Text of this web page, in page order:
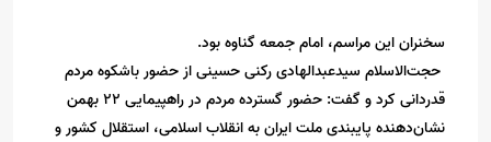
سخنران این مراسم، امام جمعه گناوه بود.
حجت‌الاسلام سیدعبدالهادی رکنی حسینی از حضور باشکوه مردم
قدردانی کرد و گفت: حضور گسترده مردم در راهپیمایی ۲۲ بهمن
نشان‌دهنده پایبندی ملت ایران به انقلاب اسلامی، استقلال کشور و